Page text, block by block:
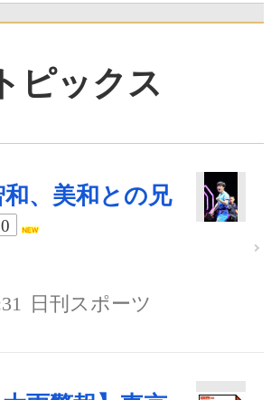
ピックス
、美和との兄
日刊スポーツ